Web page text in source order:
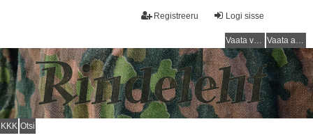
Logi sisse
Registreeru
Vaata vastamata teemasi Vaata aktiivseid teemasid
KKK Otsi